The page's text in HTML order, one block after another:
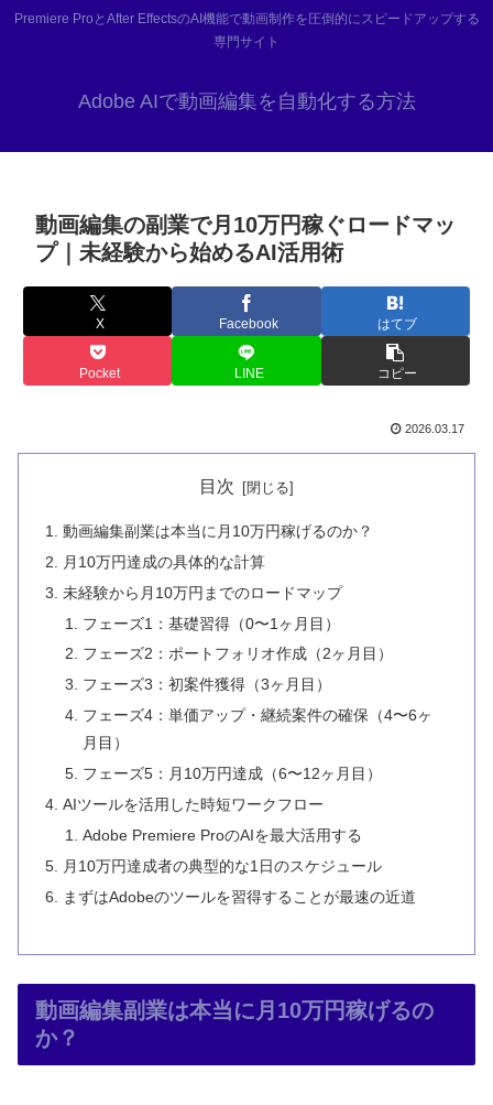
Premiere ProとAfter EffectsのAI機能で動画制作を圧倒的にスピードアップする
専門サイト
Adobe AIで動画編集を自動化する方法
動画編集の副業で月10万円稼ぐロードマッ
プ｜未経験から始めるAI活用術
X Facebook はてブ
Pocket LINE コピー
2026.03.17
目次
動画編集副業は本当に月10万円稼げるのか？
月10万円達成の具体的な計算
未経験から月10万円までのロードマップ
フェーズ1：基礎習得（0〜1ヶ月目）
フェーズ2：ポートフォリオ作成（2ヶ月目）
フェーズ3：初案件獲得（3ヶ月目）
フェーズ4：単価アップ・継続案件の確保（4〜6ヶ
月目）
フェーズ5：月10万円達成（6〜12ヶ月目）
AIツールを活用した時短ワークフロー
Adobe Premiere ProのAIを最大活用する
月10万円達成者の典型的な1日のスケジュール
まずはAdobeのツールを習得することが最速の近道
動画編集副業は本当に月10万円稼げるの
か？